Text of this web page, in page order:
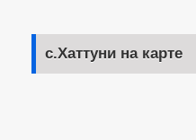
с.Хаттуни на карте